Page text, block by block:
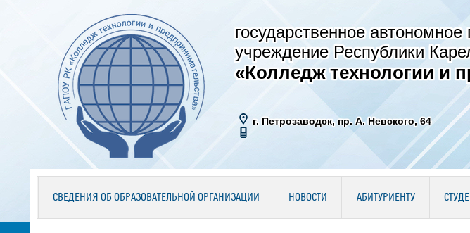
государственное
учреждение Республики
«Колледж технологии и
г. Петрозаводск, пр. А. Невского, 64
СВЕДЕНИЯ ОБ ОБРАЗОВАТЕЛЬНОЙ ОРГАНИЗАЦИИ НОВОСТИ АБИТУРИЕНТУ